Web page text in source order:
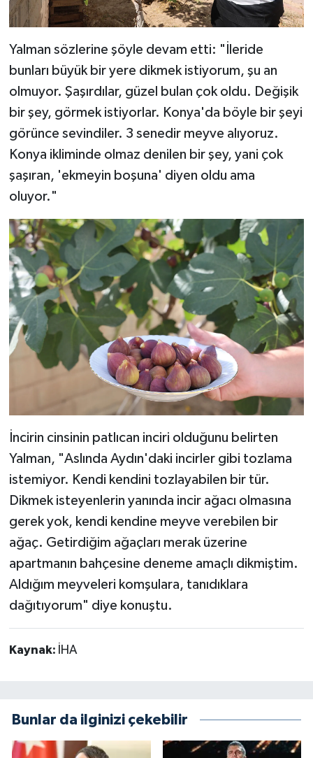
Yalman sözlerine şöyle devam etti: "İleride
bunları büyük bir yere dikmek istiyorum, şu an
olmuyor. Şaşırdılar, güzel bulan çok oldu. Değişik
bir şey, görmek istiyorlar. Konya'da böyle bir şeyi
görünce sevindiler. 3 senedir meyve alıyoruz.
Konya ikliminde olmaz denilen bir şey, yani çok
şaşıran, 'ekmeyin boşuna' diyen oldu ama
oluyor."
İncirin cinsinin patlıcan inciri olduğunu belirten
Yalman, "Aslında Aydın'daki incirler gibi tozlama
istemiyor. Kendi kendini tozlayabilen bir tür.
Dikmek isteyenlerin yanında incir ağacı olmasına
gerek yok, kendi kendine meyve verebilen bir
ağaç. Getirdiğim ağaçları merak üzerine
apartmanın bahçesine deneme amaçlı dikmiştim.
Aldığım meyveleri komşulara, tanıdıklara
dağıtıyorum" diye konuştu.
Kaynak: İHA
Bunlar da ilginizi çekebilir